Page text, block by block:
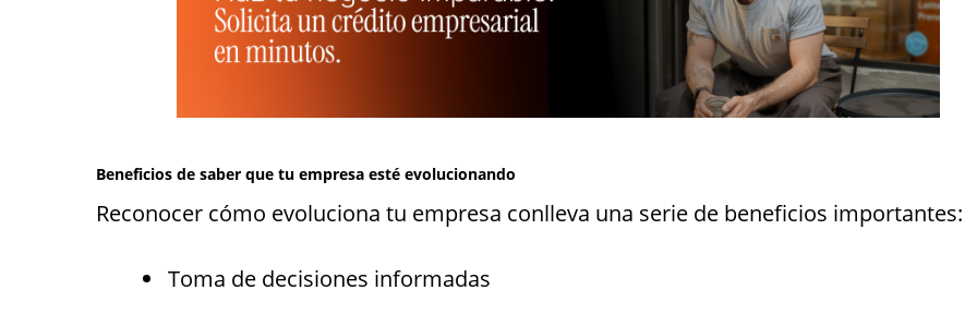
Beneficios de saber que tu empresa esté evolucionando
Reconocer cómo evoluciona tu empresa conlleva una serie de beneficios importantes:
Toma de decisiones informadas